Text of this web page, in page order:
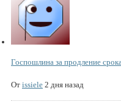
Госпошлина за продление
От issiele 2 дня назад